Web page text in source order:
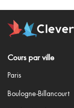
Cours par ville
Paris
Boulogne-Billancourt